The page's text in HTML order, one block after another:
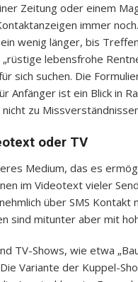
Zeitung oder einem
immer
wenig länger, bis
lebensfrohe
sich suchen. Die
Anfänger ist ein Blick in
zu
oder TV
Medium, das es
im Videotext vieler
über SMS Kontakt
sind mitunter aber mit
TV-Shows, wie etwa
Variante der Kuppel-